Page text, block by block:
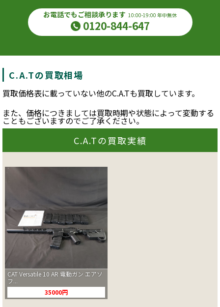
お電話でもご相談承ります 10:00-19:00 年中無休
0120-844-647
C.A.Tの買取相場
買取価格表に載っていない他のC.A.Tも買取しています。
また、価格につきましては買取時期や状態によって変動する
こともございますのでご了承ください。
C.A.Tの買取実績
CAT Versatile 10 AR 電動ガン エアソ
フ...
35000円